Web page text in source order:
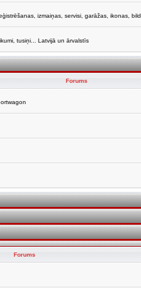
izmaiņas, servisi, garāžas, ikonas,
tusiņi... Latvijā un ārvalstīs
Forums
Forums